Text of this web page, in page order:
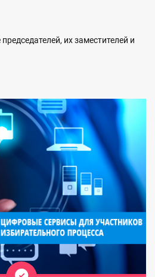
их заместителей и